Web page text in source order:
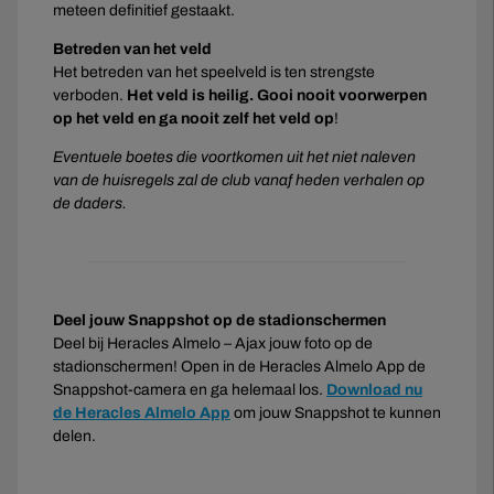
meteen definitief gestaakt.
Betreden van het veld
Het betreden van het speelveld is ten strengste
verboden. Het veld is heilig. Gooi nooit voorwerpen
op het veld en ga nooit zelf het veld op!
Eventuele boetes die voortkomen uit het niet naleven
van de huisregels zal de club vanaf heden verhalen op
de daders.
Deel jouw Snappshot op de stadionschermen
Deel bij Heracles Almelo – Ajax jouw foto op de
stadionschermen! Open in de Heracles Almelo App de
Snappshot-camera en ga helemaal los. Download nu
de Heracles Almelo App om jouw Snappshot te kunnen
delen.